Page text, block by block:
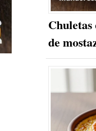
Chuletas
de